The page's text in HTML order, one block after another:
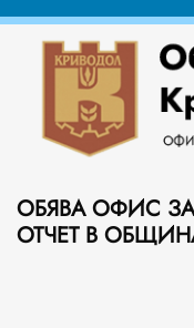
ОБЯВА ОФИС
ОТЧЕТ В